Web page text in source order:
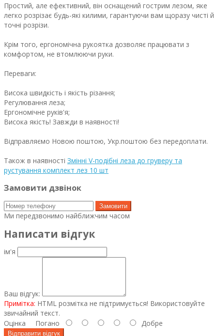
Простий, але ефективний, він оснащений гострим лезом, яке
легко розрізає будь-які килими, гарантуючи вам щоразу чисті й
точні розрізи.
Крім того, ергономічна рукоятка дозволяє працювати з
комфортом, не втомлюючи руки.
Переваги:
Висока швидкість і якість різання;
Регулювання леза;
Ергономічне руків'я;
Висока якість! Завжди в наявності!
Відправляємо Новою поштою, Укр.поштою без передоплати.
Також в наявності Змінні V-подібні леза до груверу та
рустування комплект лез 10 шт
Замовити дзвінок
Замовити
Ми передзвонимо найближчим часом
Написати відгук
ім'я
Ваш відгук:
Примітка: HTML розмітка не підтримується! Використовуйте
звичайний текст.
Оцінка Погано Добре
Відправити відгук